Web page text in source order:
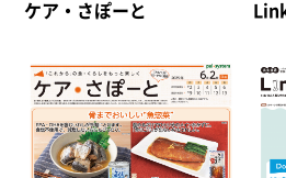
ケア・さぽーと